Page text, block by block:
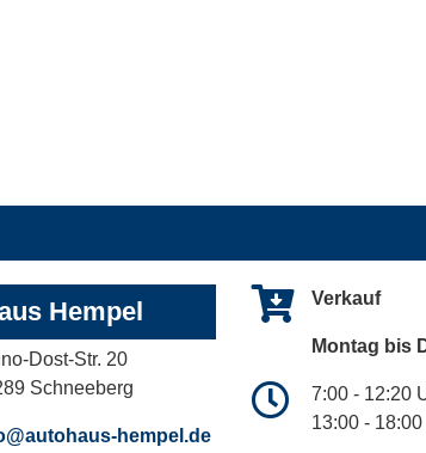
Hempel
Dost-Str. 20
Schneeberg
hempel.de
Verkauf
Montag bis
7:00 - 12:20
13:00 -